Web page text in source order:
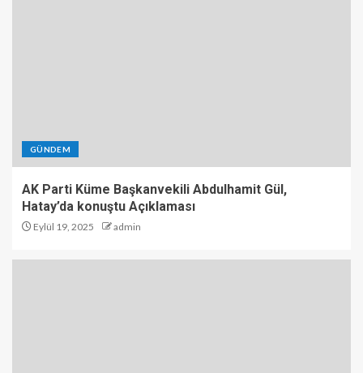
GÜNDEM
AK Parti Küme Başkanvekili Abdulhamit Gül,
Hatay’da konuştu Açıklaması
Eylül 19, 2025 admin